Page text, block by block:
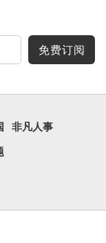
免费订阅
非凡人事